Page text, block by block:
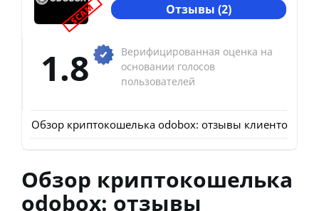
SCAM Отзывы (2)
1.8
Верифицированная оценка на
основании голосов
пользователей
Обзор криптокошелька odobox: отзывы клиентов и
Обзор криптокошелька
odobox: отзывы